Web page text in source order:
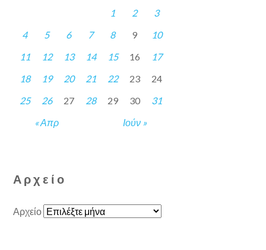
« Απρ Ιούν »
1 2
3
4
5 6 7 8 9
10
11
12 13 14 15 16
17
18
19 20 21 22 23
24
25
26 27 28 29 30 31
Αρχείο
Αρχείο